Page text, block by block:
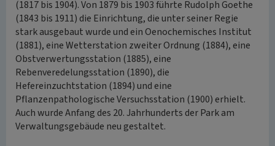
(1817 bis 1904). Von 1879 bis 1903 führte Rudolph Goethe
(1843 bis 1911) die Einrichtung, die unter seiner Regie
stark ausgebaut wurde und ein Oenochemisches Institut
(1881), eine Wetterstation zweiter Ordnung (1884), eine
Obstverwertungsstation (1885), eine
Rebenveredelungsstation (1890), die
Hefereinzuchtstation (1894) und eine
Pflanzenpathologische Versuchsstation (1900) erhielt.
Auch wurde Anfang des 20. Jahrhunderts der Park am
Verwaltungsgebäude neu gestaltet.